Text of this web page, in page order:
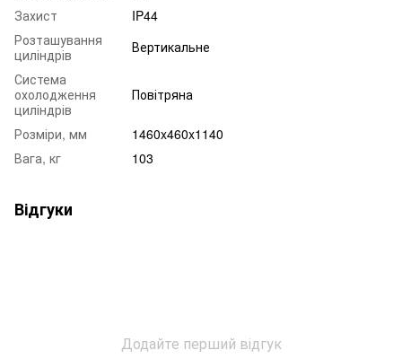
Захист
IP44
Розташування
циліндрів
Вертикальне
Система
охолодження
циліндрів
Повітряна
Розміри, мм
1460x460x1140
Вага, кг
103
Відгуки
Додайте перший відгук